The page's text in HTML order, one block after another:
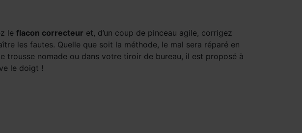
le flacon correcteur et, d’un coup de pinceau agile, corrigez
les fautes. Quelle que soit la méthode, le mal sera réparé en
trousse nomade ou dans votre tiroir de bureau, il est proposé à
le doigt !